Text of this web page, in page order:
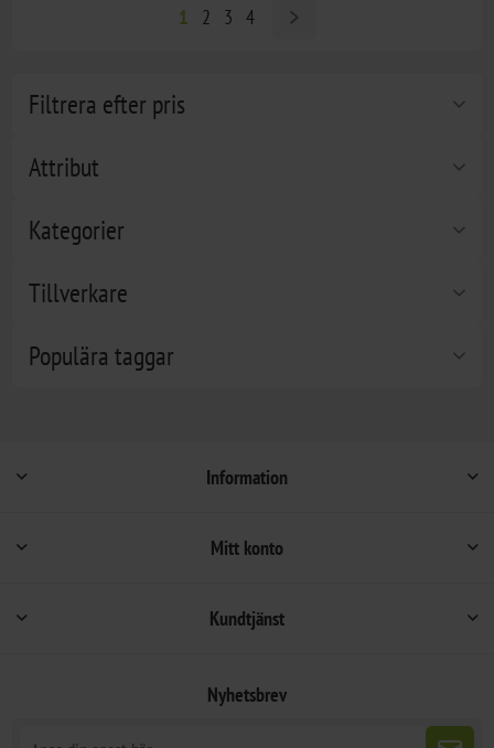
Filtrera efter pris
Attribut
Kategorier
Tillverkare
Populära taggar
1 2 3 4
Information
Mitt konto
Kundtjänst
Nyhetsbrev